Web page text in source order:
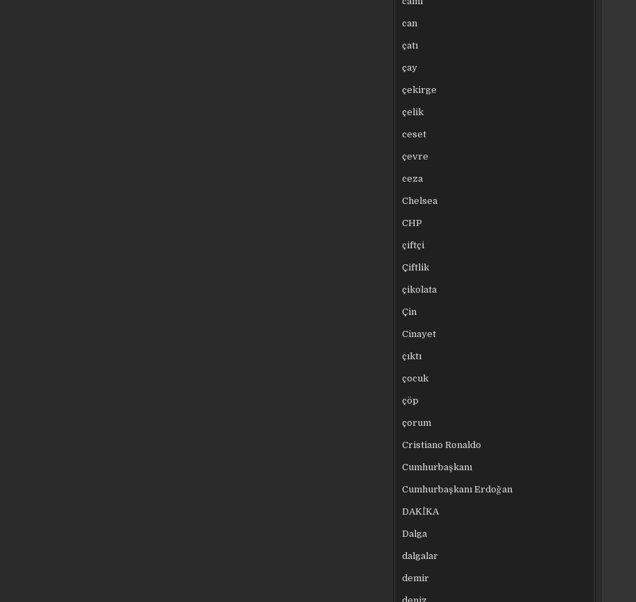
can
çatı
çay
çekirge
çelik
ceset
çevre
ceza
Chelsea
CHP
çiftçi
Çiftlik
çikolata
Çin
Cinayet
çıktı
çocuk
çöp
çorum
Cristiano Ronaldo
Cumhurbaşkanı
Cumhurbaşkanı Erdoğan
DAKİKA
Dalga
dalgalar
demir